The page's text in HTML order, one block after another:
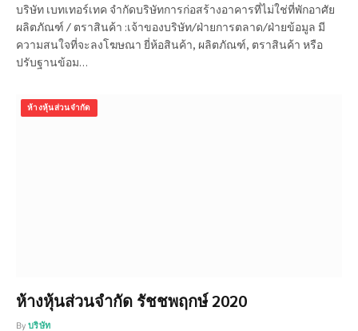
บริษัท เบทเทอร์เทค จำกัดบริษัทการก่อสร้างอาคารที่ไม่ใช่ที่พักอาศัย
ผลิตภัณฑ์ / ตราสินค้า :เจ้าของบริษัท/ฝ่ายการตลาด/ฝ่ายข้อมูล มี
ความสนใจที่จะลงโฆษณา ยี่ห้อสินค้า, ผลิตภัณฑ์, ตราสินค้า หรือ
ปรับฐานข้อม…
ห้างหุ้นส่วนจำกัด
ห้างหุ้นส่วนจำกัด รัชชพฤกษ์ 2020
By บริษัท